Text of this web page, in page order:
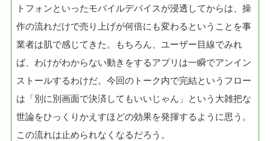
トフォンといったモバイルデバイスが浸透してからは、操
作の流れだけで売り上げが何倍にも変わるということを事
業者は肌で感じてきた。もちろん、ユーザー目線でみれ
ば、わけがわからない動きをするアプリは一瞬でアンイン
ストールするわけだ。今回のトーク内で完結というフロー
は「別に別画面で決済してもいいじゃん」という大雑把な
世論をひっくりかえすほどの効果を発揮するように思う。
この流れは止められなくなるだろう。